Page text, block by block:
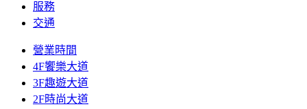
服務
交通
營業時間
4F饗樂大道
3F趣遊大道
2F時尚大道